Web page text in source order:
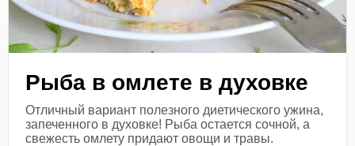
Рыба в омлете в духовке
Отличный вариант полезного диетического ужина,
запеченного в духовке! Рыба остается сочной, а
свежесть омлету придают овощи и травы.